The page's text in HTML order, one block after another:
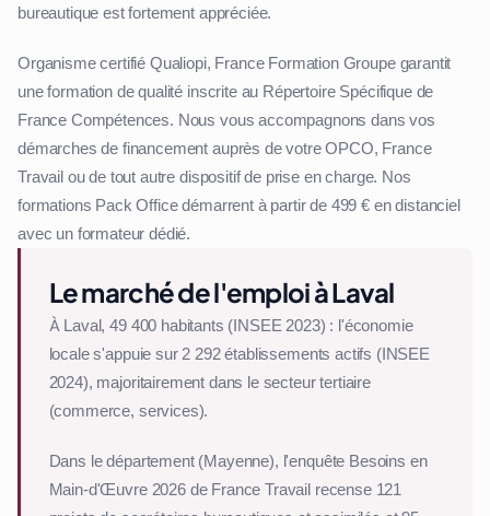
bureautique est fortement appréciée.
Organisme certifié Qualiopi, France Formation Groupe garantit
une formation de qualité inscrite au Répertoire Spécifique de
France Compétences. Nous vous accompagnons dans vos
démarches de financement auprès de votre OPCO, France
Travail ou de tout autre dispositif de prise en charge. Nos
formations Pack Office démarrent à partir de 499 € en distanciel
avec un formateur dédié.
Le marché de l'emploi à Laval
À Laval, 49 400 habitants (INSEE 2023) : l'économie
locale s'appuie sur 2 292 établissements actifs (INSEE
2024), majoritairement dans le secteur tertiaire
(commerce, services).
Dans le département (Mayenne), l'enquête Besoins en
Main-d'Œuvre 2026 de France Travail recense 121